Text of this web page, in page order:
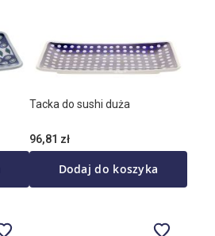
Tacka do sushi duża
96,81 zł
Dodaj do koszyka